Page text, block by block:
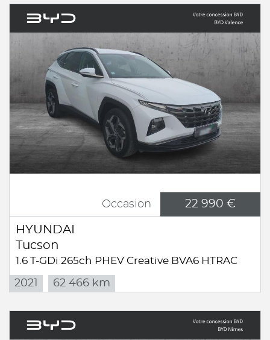
Occasion 22 990 €
HYUNDAI
Tucson
1.6 T-GDi 265ch PHEV Creative BVA6 HTRAC
2021 62 466 km